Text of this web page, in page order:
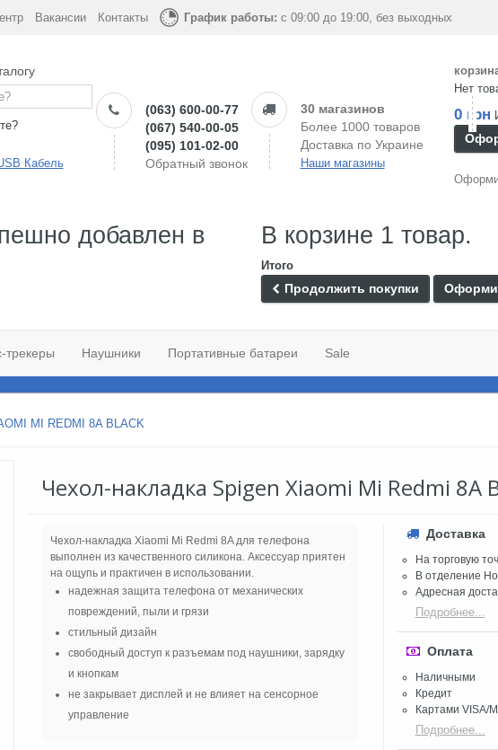
Вакансии Контакты График работы: с 09:00 до 19:00, без выходных
Кабель
(063) 600-00-77
(067) 540-00-05
(095) 101-02-00
Обратный звонок
30 магазинов
Более 1000 товаров
Доставка по Украине
Наши магазины
Нет
0 грн
добавлен в
В корзине 1 товар.
Итого
Продолжить покупки
трекеры Наушники Портативные батареи Sale
MI REDMI 8A BLACK
Чехол-накладка Spigen Xiaomi Mi Redmi 8A
Чехол-накладка Xiaomi Mi Redmi 8A для телефона
выполнен из качественного силикона. Аксессуар приятен
на ощупь и практичен в использовании.
надежная защита телефона от механических
повреждений, пыли и грязи
стильный дизайн
свободный доступ к разъемам под наушники, зарядку
и кнопкам
не закрывает дисплей и не влияет на сенсорное
управление
Доставка
На торговую
В отделение
Адресная
Подробнее...
Оплата
Наличными
Кредит
Картами VISA/
Подробнее...